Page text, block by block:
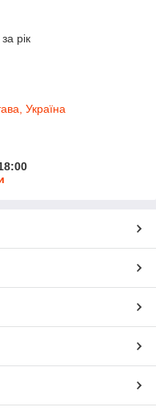
рік
Україна